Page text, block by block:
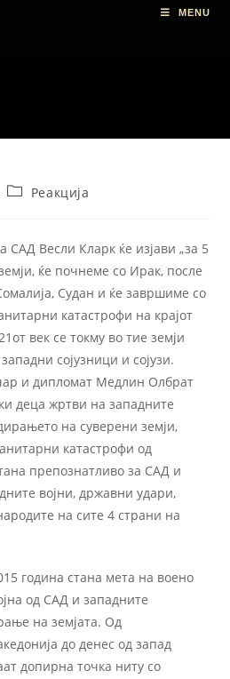
MENU
Реакција
САД Весли Кларк ќе изјави „за 5
ќе почнеме со Ирак, после
Судан и ќе завршиме со
катастрофи на крајот
век се токму во тие земји
сојузници и сојузи.
и дипломат Медлин Олбрат
деца жртви на западните
на суверени земји,
катастрофи од
препознатливо за САД и
војни, државни удари,
на сите 4 страни на
година стана мета на воено
од САД и западните
на земјата. Од
до денес од запад
допирна точка ниту со